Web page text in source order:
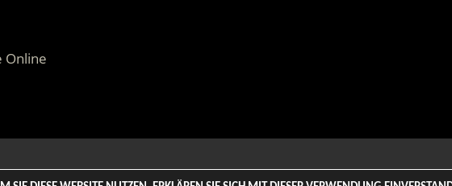
Online
Magazine. All Rights Reserved. | Based on WordPress-Theme: Tortuga von